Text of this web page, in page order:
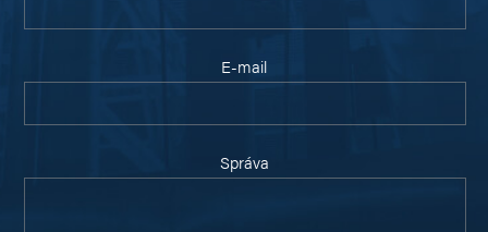
E-mail
Správa